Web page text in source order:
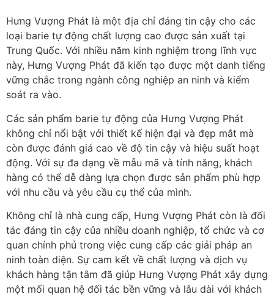
Hưng Vượng Phát là một địa chỉ đáng tin cậy cho các
loại barie tự động chất lượng cao được sản xuất tại
Trung Quốc. Với nhiều năm kinh nghiệm trong lĩnh vực
này, Hưng Vượng Phát đã kiến tạo được một danh tiếng
vững chắc trong ngành công nghiệp an ninh và kiểm
soát ra vào.
Các sản phẩm barie tự động của Hưng Vượng Phát
không chỉ nổi bật với thiết kế hiện đại và đẹp mắt mà
còn được đánh giá cao về độ tin cậy và hiệu suất hoạt
động. Với sự đa dạng về mẫu mã và tính năng, khách
hàng có thể dễ dàng lựa chọn được sản phẩm phù hợp
với nhu cầu và yêu cầu cụ thể của mình.
Không chỉ là nhà cung cấp, Hưng Vượng Phát còn là đối
tác đáng tin cậy của nhiều doanh nghiệp, tổ chức và cơ
quan chính phủ trong việc cung cấp các giải pháp an
ninh toàn diện. Sự cam kết về chất lượng và dịch vụ
khách hàng tận tâm đã giúp Hưng Vượng Phát xây dựng
một mối quan hệ đối tác bền vững và lâu dài với khách